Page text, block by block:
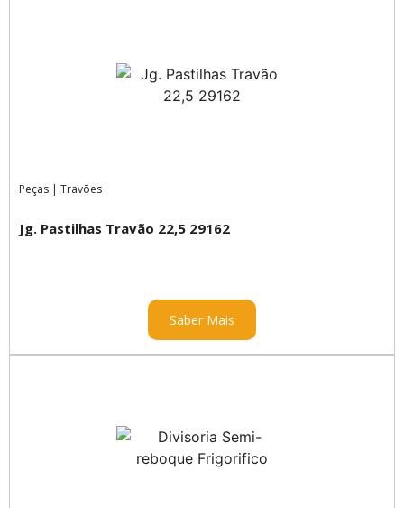
Peças | Travões
Jg. Pastilhas Travão 22,5 29162
Saber Mais